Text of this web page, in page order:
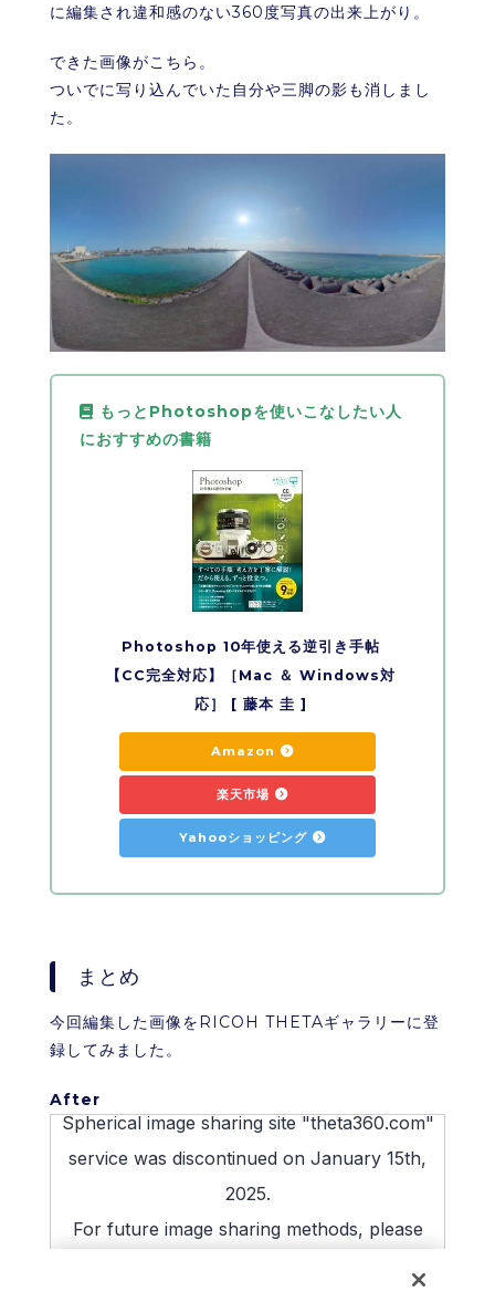
に編集され違和感のない360度写真の出来上がり。
できた画像がこちら。
ついでに写り込んでいた自分や三脚の影も消しまし
た。
もっとPhotoshopを使いこなしたい人
におすすめの書籍
Photoshop 10年使える逆引き手帖
【CC完全対応】［Mac ＆ Windows対
応］ [ 藤本 圭 ]
Amazon
楽天市場
Yahooショッピング
まとめ
今回編集した画像をRICOH THETAギャラリーに登
録してみました。
After